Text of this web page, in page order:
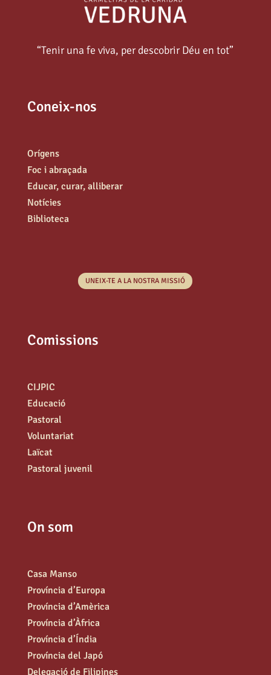
“Tenir una fe viva, per descobrir Déu en tot”
Coneix-nos
Orígens
Foc i abraçada
Educar, curar, alliberar
Notícies
Biblioteca
UNEIX-TE A LA NOSTRA MISSIÓ
Comissions
CIJPIC
Educació
Pastoral
Voluntariat
Laïcat
Pastoral juvenil
On som
Casa Manso
Província d’Europa
Província d’Amèrica
Província d’Àfrica
Província d’Índia
Província del Japó
Delegació de Filipines